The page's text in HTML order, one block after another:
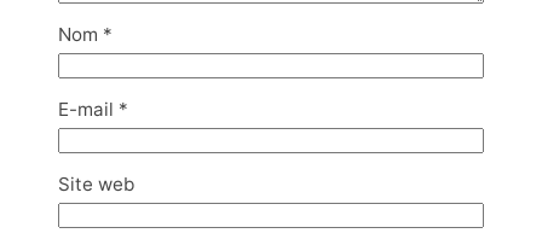
Nom *
E-mail *
Site web